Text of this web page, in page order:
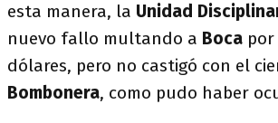
esta manera, la Unidad
nuevo fallo multando a Boca por
dólares, pero no castigó con el
Bombonera, como pudo haber